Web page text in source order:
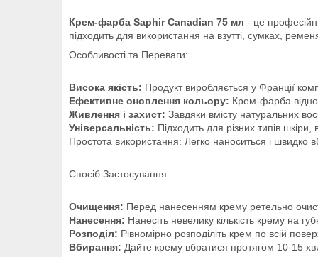
Крем-фарба Saphir Canadian 75 мл - це
підходить для використання на взутті, сумках,
Особливості та Переваги:
Висока якість: Продукт виробляється у Франції
Ефективне оновлення кольору: Крем-фарба
Живлення і захист: Завдяки вмісту натуральних
Універсальність: Підходить для різних типів
Простота використання: Легко наноситься і швидко
Спосіб Застосування:
Очищення: Перед нанесенням крему ретельно
Нанесення: Нанесіть невелику кількість крему на
Розподіл: Рівномірно розподіліть крем по всій
Вбирання: Дайте крему вбратися протягом 10-15